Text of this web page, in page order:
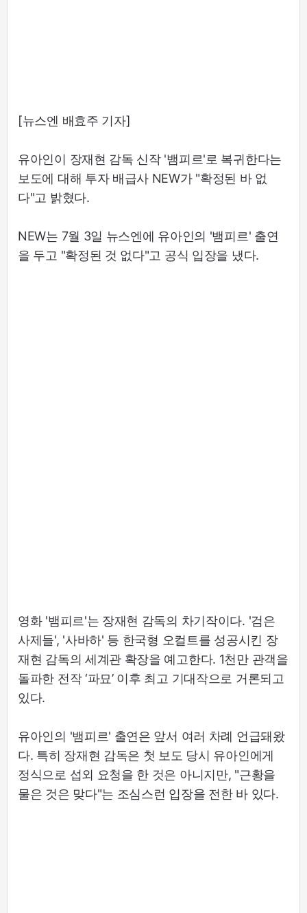
[뉴스엔 배효주 기자]
유아인이 장재현 감독 신작 '뱀피르'로 복귀한다는
보도에 대해 투자 배급사 NEW가 "확정된 바 없
다"고 밝혔다.
NEW는 7월 3일 뉴스엔에 유아인의 '뱀피르' 출연
을 두고 "확정된 것 없다"고 공식 입장을 냈다.
영화 '뱀피르'는 장재현 감독의 차기작이다. '검은
사제들', '사바하' 등 한국형 오컬트를 성공시킨 장
재현 감독의 세계관 확장을 예고한다. 1천만 관객을
돌파한 전작 ‘파묘’ 이후 최고 기대작으로 거론되고
있다.
유아인의 '뱀피르' 출연은 앞서 여러 차례 언급돼왔
다. 특히 장재현 감독은 첫 보도 당시 유아인에게
정식으로 섭외 요청을 한 것은 아니지만, "근황을
물은 것은 맞다"는 조심스런 입장을 전한 바 있다.